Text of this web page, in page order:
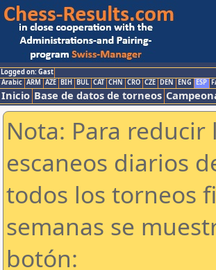
Logged on: Gast
Arabic ARM AZE BIH BUL CAT CHN CRO CZE DEN ENG ESP
Inicio Base de datos de torneos
Nota: Para
escaneos diarios
todos los torneos
semanas se
botón: